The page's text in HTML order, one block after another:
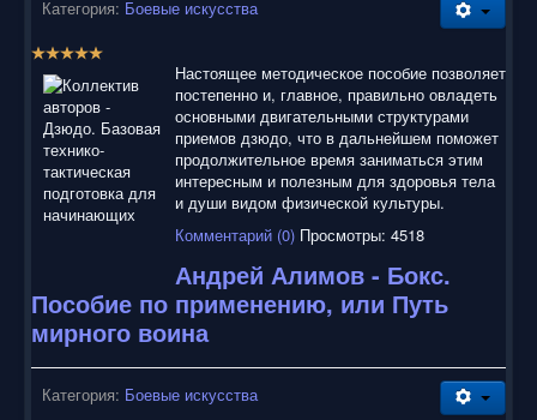
Вам электронные книги бесплатно и без регистрации введя
автора, название книги или имя полюбившегося героя в
строку поиска. На нашем сайте для ознакомления можно
бесплатноскачатькнигив электронных форматах fb2,
epub, pdf, rtf, txt, читать онлайн или купить лицензионные
электронные книги. Наш сайт постоянно развивается и
пополняется. Надеюсь, Вы станете нашим постоянным
посетителем.
Категория: Боевые искусства
Р
5
Настоящее методическое пособие позволяет
постепенно и, главное, правильно овладеть
основными двигательными структурами
приемов дзюдо, что в дальнейшем поможет
продолжительное время заниматься этим
интересным и полезным для здоровья тела
и души видом физической культуры.
Комментарий (0) Просмотры: 4518
Андрей Алимов - Бокс.
Пособие по применению, или Путь
мирного воина
Категория: Боевые искусства